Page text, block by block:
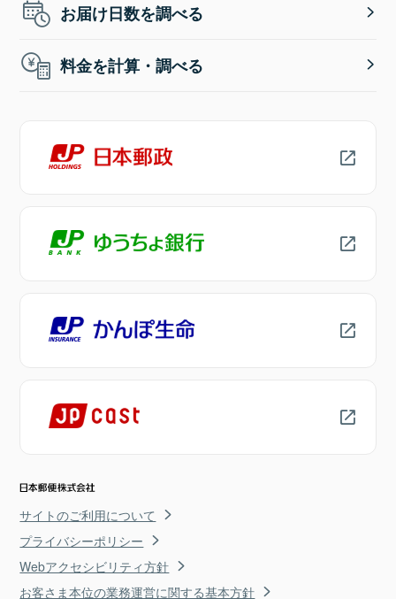
お届け日数を調べる
料金を計算・調べる
サイトのご利用について
プライバシーポリシー
Webアクセシビリティ方針
お客さま本位の業務運営に関する基本方針